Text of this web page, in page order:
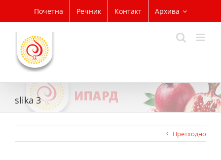
content
Почетна Речник Контакт Архива
slika 3
Претходно